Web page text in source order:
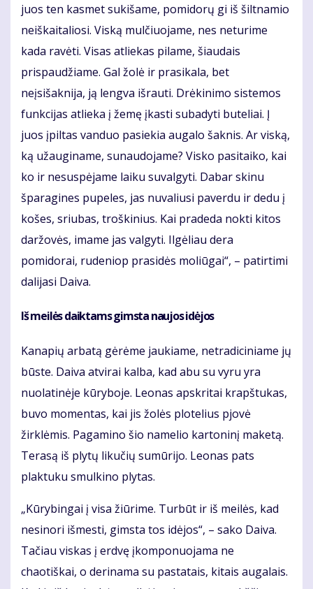
juos ten kasmet sukišame, pomidorų gi iš šiltnamio
neiškaitaliosi. Viską mulčiuojame, nes neturime
kada ravėti. Visas atliekas pilame, šiaudais
prispaudžiame. Gal žolė ir prasikala, bet
neįsišaknija, ją lengva išrauti. Drėkinimo sistemos
funkcijas atlieka į žemę įkasti subadyti buteliai. Į
juos įpiltas vanduo pasiekia augalo šaknis. Ar viską,
ką užauginame, sunaudojame? Visko pasitaiko, kai
ko ir nesuspėjame laiku suvalgyti. Dabar skinu
šparagines pupeles, jas nuvaliusi paverdu ir dedu į
košes, sriubas, troškinius. Kai pradeda nokti kitos
daržovės, imame jas valgyti. Ilgėliau dera
pomidorai, rudeniop prasidės moliūgai“, – patirtimi
dalijasi Daiva.
Iš meilės daiktams gimsta naujos idėjos
Kanapių arbatą gėrėme jaukiame, netradiciniame jų
būste. Daiva atvirai kalba, kad abu su vyru yra
nuolatinėje kūryboje. Leonas apskritai krapštukas,
buvo momentas, kai jis žolės plotelius pjovė
žirklėmis. Pagamino šio namelio kartoninį maketą.
Terasą iš plytų likučių sumūrijo. Leonas pats
plaktuku smulkino plytas.
„Kūrybingai į visa žiūrime. Turbūt ir iš meilės, kad
nesinori išmesti, gimsta tos idėjos“, – sako Daiva.
Tačiau viskas į erdvę įkomponuojama ne
chaotiškai, o derinama su pastatais, kitais augalais.